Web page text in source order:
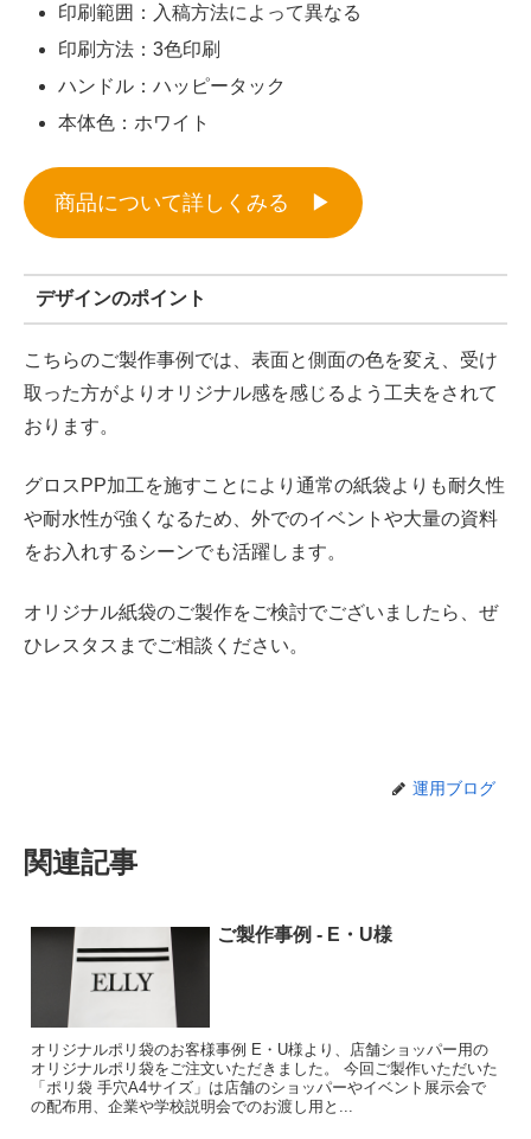
印刷範囲：入稿方法によって異なる
印刷方法：3色印刷
ハンドル：ハッピータック
本体色：ホワイト
商品について詳しくみる ▶︎
デザインのポイント
こちらのご製作事例では、表面と側面の色を変え、受け
取った方がよりオリジナル感を感じるよう工夫をされて
おります。
グロスPP加工を施すことにより通常の紙袋よりも耐久性
や耐水性が強くなるため、外でのイベントや大量の資料
をお入れするシーンでも活躍します。
オリジナル紙袋のご製作をご検討でございましたら、ぜ
ひレスタスまでご相談ください。
運用ブログ
関連記事
ご製作事例 - E・U様
オリジナルポリ袋のお客様事例 E・U様より、店舗ショッパー用の
オリジナルポリ袋をご注文いただきました。 今回ご製作いただいた
「ポリ袋 手穴A4サイズ」は店舗のショッパーやイベント展示会で
の配布用、企業や学校説明会でのお渡し用と...